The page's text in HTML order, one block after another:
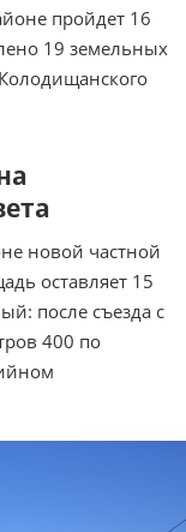
пройдет 16
19 земельных
новой частной
оставляет 15
после съезда с
400 по